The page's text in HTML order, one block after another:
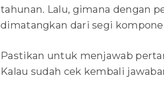
tahunan. Lalu, gimana dengan
dimatangkan dari segi
Pastikan untuk menjawab
Kalau sudah cek kembali